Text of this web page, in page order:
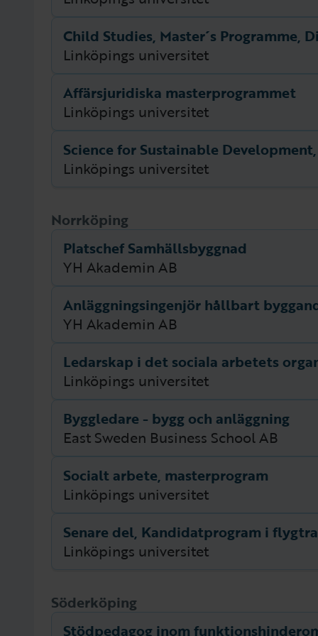
Beskrivning
Beskrivning för utbildningen saknas.
Child Studies, Master´s Programme,
Linköpings universitet
Beskrivning
Beskrivning för utbildningen saknas.
Affärsjuridiska masterprogrammet
Linköpings universitet
Beskrivning
Beskrivning för utbildningen saknas.
Linköpings universitet
Beskrivning för utbildningen saknas.
Norrköping
Platschef Samhällsbyggnad
YH Akademin AB
Beskrivning
Beskrivning för utbildningen saknas.
Anläggningsingenjör hållbart
YH Akademin AB
Beskrivning
Beskrivning för utbildningen saknas.
Ledarskap i det sociala arbetets
Linköpings universitet
Beskrivning
Beskrivning för utbildningen saknas.
Byggledare - bygg och anläggning
East Sweden Business School AB
Beskrivning
Beskrivning för utbildningen saknas.
Socialt arbete, masterprogram
Linköpings universitet
Beskrivning
Beskrivning för utbildningen saknas.
Linköpings universitet
Beskrivning för utbildningen saknas.
Söderköping
Stödpedagog inom